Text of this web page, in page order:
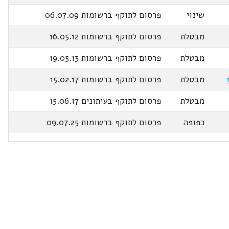
שינוי
פרסום לתוקף ברשומות 06.07.09
מבטלת
פרסום לתוקף ברשומות 16.05.12
מבטלת
פרסום לתוקף ברשומות 19.05.13
מבטלת
פרסום לתוקף ברשומות 15.02.17
מבטלת
פרסום לתוקף בעיתונים 15.06.17
כפופה
פרסום לתוקף ברשומות 09.07.25